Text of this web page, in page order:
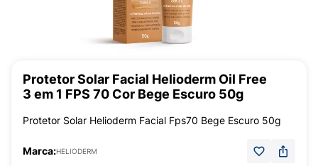
Protetor Solar Facial Helioderm Oil Free
3 em 1 FPS 70 Cor Bege Escuro 50g
Protetor Solar Helioderm Facial Fps70 Bege Escuro 50g
Marca:HELIODERM